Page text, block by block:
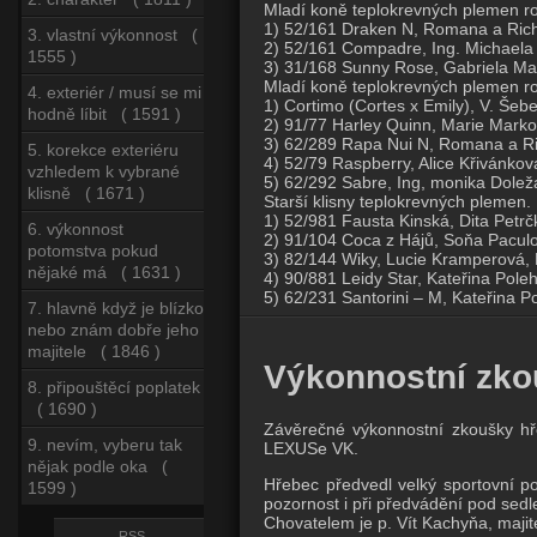
3. vlastní výkonnost (
1555 )
4. exteriér / musí se mi
hodně líbit ( 1591 )
5. korekce exteriéru
vzhledem k vybrané
klisně ( 1671 )
6. výkonnost
potomstva pokud
nějaké má ( 1631 )
7. hlavně když je blízko
nebo znám dobře jeho
majitele ( 1846 )
8. připouštěcí poplatek
( 1690 )
9. nevím, vyberu tak
nějak podle oka (
1599 )
Mladí koně teplokrevných plemen
1) 52/161 Draken N, Romana a
2) 52/161 Compadre, Ing. Michaela
3) 31/168 Sunny Rose, Gabriela
Mladí koně teplokrevných plemen
1) Cortimo (Cortes x Emily), V.
2) 91/77 Harley Quinn, Marie
3) 62/289 Rapa Nui N, Romana a
4) 52/79 Raspberry, Alice
5) 62/292 Sabre, Ing, monika
Starší klisny teplokrevných plemen.
1) 52/981 Fausta Kinská, Dita
2) 91/104 Coca z Hájů, Soňa
3) 82/144 Wiky, Lucie Kramperová,
4) 90/881 Leidy Star, Kateřina
5) 62/231 Santorini – M, Kateřina
Výkonnostní
Závěrečné výkonnostní zkoušky
LEXUSe VK.
Hřebec předvedl velký sportovní
pozornost i při předvádění pod
Chovatelem je p. Vít Kachyňa,